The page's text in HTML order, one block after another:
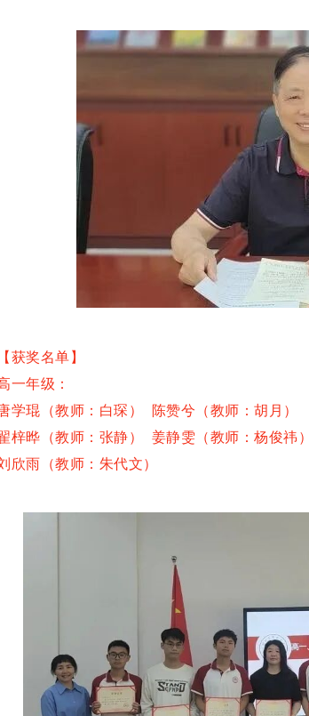
获奖名单】
一年级：
学琨（教师：白琛） 陈赞兮（教师：胡月）
梓晔（教师：张静） 姜静雯（教师：杨俊祎）
欣雨（教师：朱代文）